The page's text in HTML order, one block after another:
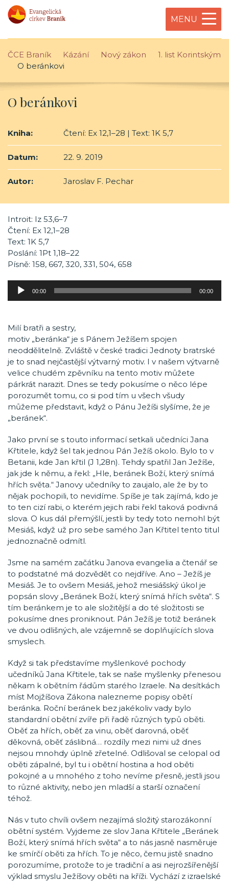
MENU
ČCE Braník Kázání Nový zákon
1. list Korintským
O beránkovi
O beránkovi
Kniha: Čtení: Ex 12,1–28 | Text: 1K 5,7
Datum: 22. 9. 2019
Autor: Jaroslav F. Pechar
Introit: Iz 53,6–7
Čtení: Ex 12,1–28
Text: 1K 5,7
Poslání: 1Pt 1,18–22
Písně: 158, 667, 320, 331, 504, 658
Audio
00:00 00:00
Milí bratři a sestry,
motiv „beránka“ je s Pánem Ježíšem spojen
neoddělitelně. Zvláště v české tradici Jednoty bratrské
je to snad nejčastější výtvarný motiv. I v našem výtvarně
velice chudém zpěvníku na tento motiv můžete
párkrát narazit. Dnes se tedy pokusíme o něco lépe
porozumět tomu, co si pod tím u všech všudy
můžeme představit, když o Pánu Ježíši slyšíme, že je
„beránek“.
Jako první se s touto informací setkali učedníci Jana
Křtitele, když šel tak jednou Pán Ježíš okolo. Bylo to v
Betanii, kde Jan křtil (J 1,28n). Tehdy spatřil Jan Ježíše,
jak jde k němu, a řekl: „Hle, beránek Boží, který snímá
hřích světa.“ Janovy učedníky to zaujalo, ale že by to
nějak pochopili, to nevidíme. Spíše je tak zajímá, kdo je
to ten cizí rabi, o kterém jejich rabi řekl taková podivná
slova. O kus dál přemýšlí, jestli by tedy toto nemohl být
Mesiáš, když už pro sebe samého Jan Křtitel tento titul
jednoznačně odmítl.
Jsme na samém začátku Janova evangelia a čtenář se
to podstatné má dozvědět co nejdříve. Ano – Ježíš je
Mesiáš. Je to ovšem Mesiáš, jehož mesiášský úkol je
popsán slovy „Beránek Boží, který snímá hřích světa“. S
tím beránkem je to ale složitější a do té složitosti se
pokusíme dnes proniknout. Pán Ježíš je totiž beránek
ve dvou odlišných, ale vzájemně se doplňujících slova
smyslech.
Když si tak představíme myšlenkové pochody
učedníků Jana Křtitele, tak se naše myšlenky přenesou
někam k obětním řádům starého Izraele. Na desítkách
míst Mojžíšova Zákona nalezneme popisy obětí
beránka. Roční beránek bez jakékoliv vady bylo
standardní obětní zvíře při řadě různých typů oběti.
Oběť za hřích, oběť za vinu, oběť darovná, oběť
děkovná, oběť záslibná… rozdíly mezi nimi už dnes
nejsou mnohdy úplně zřetelné. Odlišoval se celopal od
oběti zápalné, byl tu i obětní hostina a hod oběti
pokojné a u mnohého z toho nevíme přesně, jestli jsou
to různé aktivity, nebo jen mladší a starší označení
téhož.
Nás v tuto chvíli ovšem nezajímá složitý starozákonní
obětní systém. Vyjdeme ze slov Jana Křtitele „Beránek
Boží, který snímá hřích světa“ a to nás jasně nasměruje
ke smírčí oběti za hřích. To je něco, čemu jistě snadno
porozumíme, protože to je tradiční a asi nejrozšířenější
výklad smyslu Ježíšovy oběti na kříži. Vychází z izraelské